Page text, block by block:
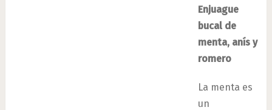
Enjuague
bucal de
menta, anís y
romero
La menta es
un